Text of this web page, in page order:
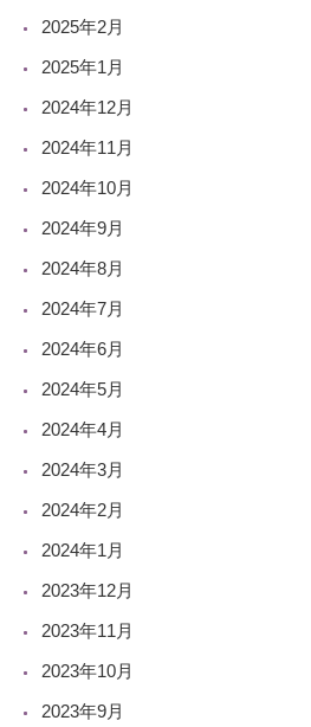
2025年2月
2025年1月
2024年12月
2024年11月
2024年10月
2024年9月
2024年8月
2024年7月
2024年6月
2024年5月
2024年4月
2024年3月
2024年2月
2024年1月
2023年12月
2023年11月
2023年10月
2023年9月